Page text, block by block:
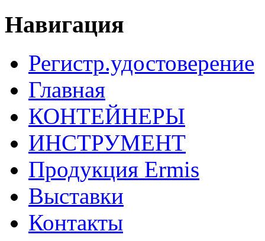
Навигация
Регистр.удостоверение
Главная
КОНТЕЙНЕРЫ
ИНСТРУМЕНТ
Продукция Ermis
Выставки
Контакты